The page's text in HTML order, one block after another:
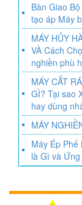
Bàn Giao
tạo áp Máy
MÁY HỦY
VÀ Cách
nghiền phù
MÁY CẮT
GÌ? Tại sao
hay dùng
MÁY
Máy Ép
là Gì và